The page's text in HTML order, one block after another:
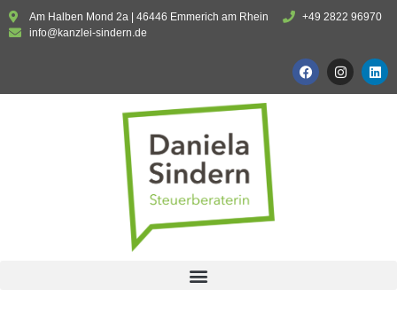
Am Halben Mond 2a | 46446 Emmerich am Rhein
+49 2822 96970
info@kanzlei-sindern.de